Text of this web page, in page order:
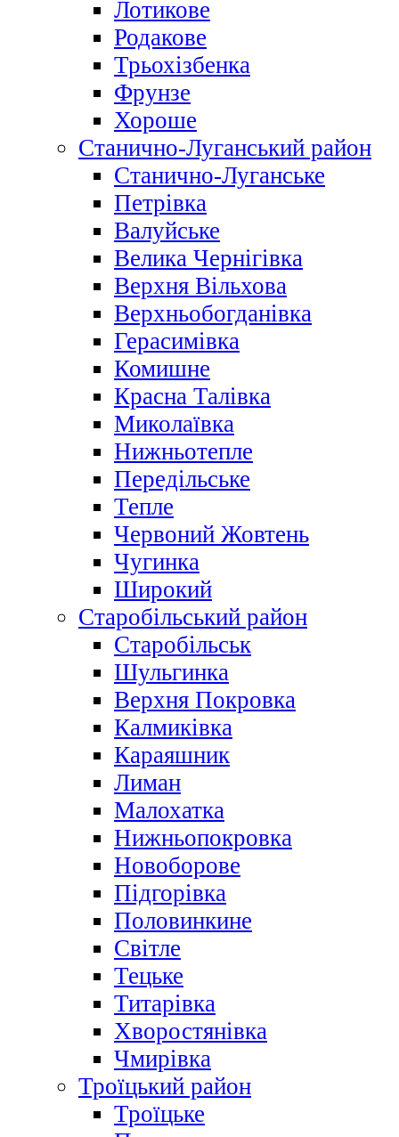
Лотикове
Родакове
Трьохізбенка
Фрунзе
Хороше
Станично-Луганський район
Станично-Луганське
Петрівка
Валуйське
Велика Чернігівка
Верхня Вільхова
Верхньобогданівка
Герасимівка
Комишне
Красна Талівка
Миколаївка
Нижньотепле
Передільське
Тепле
Червоний Жовтень
Чугинка
Широкий
Старобільський район
Старобільськ
Шульгинка
Верхня Покровка
Калмиківка
Караяшник
Лиман
Малохатка
Нижньопокровка
Новоборове
Підгорівка
Половинкине
Світле
Тецьке
Титарівка
Хворостянівка
Чмирівка
Троїцький район
Троїцьке